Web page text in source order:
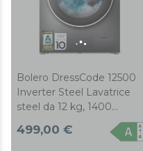
Bolero DressCode 12500
Inverter Steel Lavatrice
steel da 12 kg, 1400
giri/min, motore inverter
plus, Steam Max e classe
499,00 €